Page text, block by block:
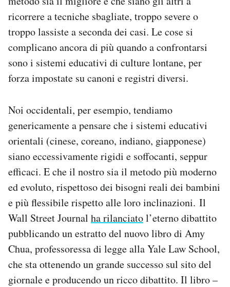
CALENDARIO
AREA PERSONALE
Area Personale
Newsletter
Regala il Post
Hai bisogno di aiuto?
Esci
ricorrere a tecniche sbagliate, troppo severe o
troppo lassiste a seconda dei casi. Le cose si
complicano ancora di più quando a confrontarsi
sono i sistemi educativi di culture lontane, per
forza impostate su canoni e registri diversi.
Noi occidentali, per esempio, tendiamo
genericamente a pensare che i sistemi educativi
orientali (cinese, coreano, indiano, giapponese)
siano eccessivamente rigidi e soffocanti, seppur
efficaci. E che il nostro sia il metodo più moderno
ed evoluto, rispettoso dei bisogni reali dei bambini
e più flessibile rispetto alle loro inclinazioni. Il
Wall Street Journal ha rilanciatol’eterno dibattito
pubblicando un estratto del nuovo libro di Amy
Chua, professoressa di legge alla Yale Law School,
che sta ottenendo un grande successo sul sito del
giornale e producendo un ricco dibattito. Il libro –